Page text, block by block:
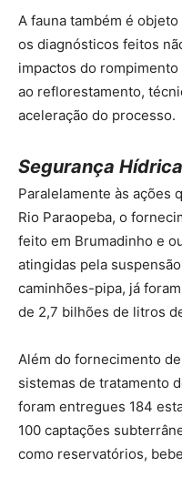
A fauna também é
os diagnósticos feitos
impactos do
ao reflorestamento,
aceleração do processo.
Segurança Hídrica
Paralelamente às ações
Rio Paraopeba, o
feito em Brumadinho e
atingidas pela
caminhões-pipa, já
de 2,7 bilhões de litros
Além do fornecimento
sistemas de tratamento
foram entregues 184
100 captações
como reservatórios,